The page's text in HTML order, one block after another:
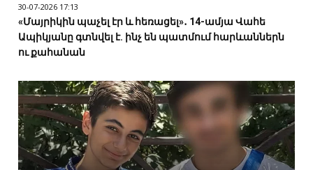
30-07-2026 17:13
«Մայրիկին պաչել էր և հեռացել»․ 14-ամյա Վահե
Ապիկյանը գտնվել է. ինչ են պատմում հարևաններն
ու քահանան